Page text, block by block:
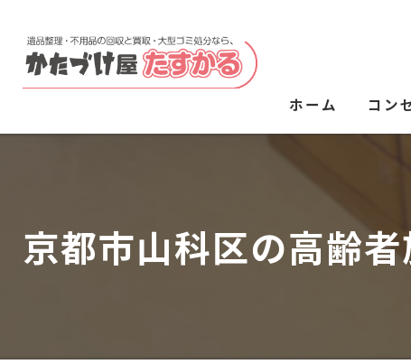
ホーム コン
京都市山科区の高齢